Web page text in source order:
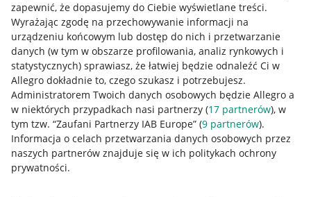
zapewnić, że dopasujemy do Ciebie wyświetlane treści.
Wyrażając zgodę na przechowywanie informacji na
urządzeniu końcowym lub dostęp do nich i przetwarzanie
danych (w tym w obszarze profilowania, analiz rynkowych i
statystycznych) sprawiasz, że łatwiej będzie odnaleźć Ci w
Allegro dokładnie to, czego szukasz i potrzebujesz.
Administratorem Twoich danych osobowych będzie Allegro a
w niektórych przypadkach nasi partnerzy (17 partnerów), w
tym tzw. “Zaufani Partnerzy IAB Europe” (9 partnerów).
Informacja o celach przetwarzania danych osobowych przez
naszych partnerów znajduje się w ich politykach ochrony
prywatności.
Przydatne informacje
Jak to działa